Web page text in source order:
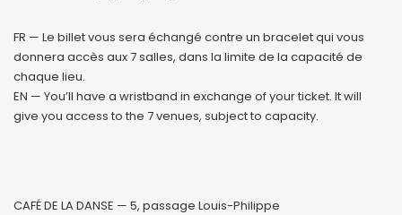
FR — Le billet vous sera échangé contre un bracelet qui vous
donnera accès aux 7 salles, dans la limite de la capacité de
chaque lieu.
EN — You’ll have a wristband in exchange of your ticket. It will
give you access to the 7 venues, subject to capacity.
CAFÉ DE LA DANSE — 5, passage Louis-Philippe